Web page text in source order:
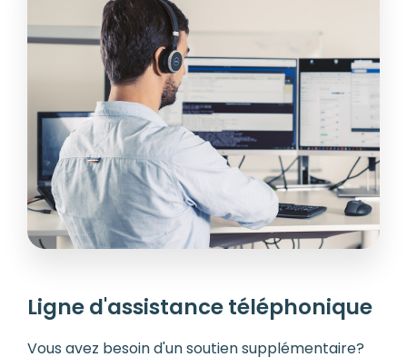
Ligne d'assistance téléphonique
Vous avez besoin d'un soutien supplémentaire?